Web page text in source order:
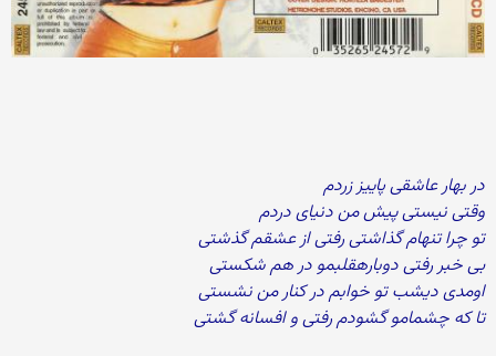
در بهار عاشقی پاییز زردم
وقتی نیستی پیش من دنیای دردم
تو چرا تنهام گذاشتی رفتی از عشقم گذشتی
بی خبر رفتی دوبارهقلبمو در هم شکستی
اومدی دیشب تو خوابم در کنار من نشستی
تا که چشمامو گشودم رفتی و افسانه گشتی